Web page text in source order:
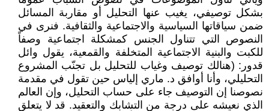
بشكل توصيفي، يغيب عنها التحليل أو مقاربة المسائل
ضمن سياقاتها السياسية والاجتماعية والثقافية. فنرى في
النصوص التي تتناول الجنس كمشكلة اجتماعية وصفاً
للكبت والبنية الاجتماعية المتخلفة والقمعية، يقول وائل
قدور: (هنالك توصيف وغياب للتحليل بل تجنّب المشروع
التحليلي، وأنا أوافق د. ماري إلياس حين تقول في مقدمة
نصوصنا إن التوصيف جاء على حساب التحليل، وإن العالم
الذي نعيشه على درجة من التشابك والتعقيد. قد لا يتعلق